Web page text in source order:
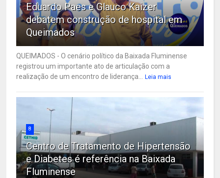
Eduardo Paes e Glauco Kaizer
debatem construção de hospital em
Queimados
QUEIMADOS - O cenário político da Baixada Fluminense
registrou um importante ato de articulação com a
realização de um encontro de liderança...
Leia mais
8
Centro de Tratamento de Hipertensão
e Diabetes é referência na Baixada
Fluminense